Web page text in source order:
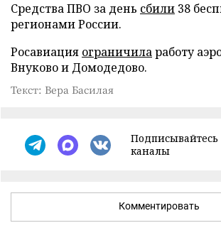
Средства ПВО за день сбили 38
регионами России.
Росавиация ограничилаработу
Внуково и Домодедово.
Текст: Вера Басилая
каналы
Комментировать